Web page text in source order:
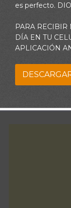
Cada sueño
El mío es
es perfecto.
PARA RECIBIR
DÍA EN TU
APLICACIÓN